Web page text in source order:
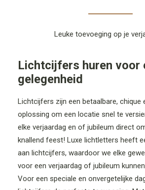
VOOR ELKE GELEGENHEID
BEZORGKOSTEN
VRIJBLIJVENDE OFFERTE
Leuke toevoeging op je
Lichtcijfers huren voor
gelegenheid
Lichtcijfers zijn een betaalbare, chique
oplossing om een locatie snel te
elke verjaardag en of jubileum direct
knallend feest! Luxe lichtletters heeft
aan lichtcijfers, waardoor we elke
voor een verjaardag of jubileum
Voor een speciale en onvergetelijke